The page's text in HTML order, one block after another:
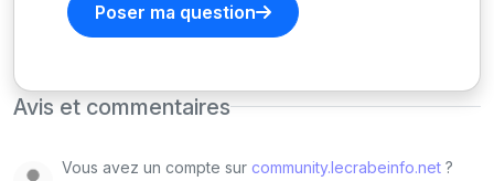
Poser ma question
Avis et commentaires
Vous avez un compte sur community.lecrabeinfo.net ?